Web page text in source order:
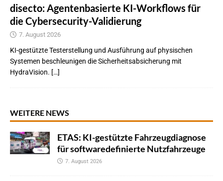
disecto: Agentenbasierte KI-Workflows für
die Cybersecurity-Validierung
7. August 2026
KI-gestützte Testerstellung und Ausführung auf physischen
Systemen beschleunigen die Sicherheitsabsicherung mit
HydraVision. […]
WEITERE NEWS
ETAS: KI-gestützte Fahrzeugdiagnose
für softwaredefinierte Nutzfahrzeuge
7. August 2026